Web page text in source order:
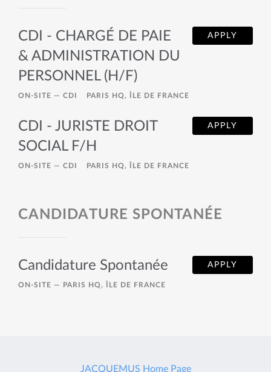
APPLY
CDI - CHARGÉ DE PAIE
& ADMINISTRATION DU
PERSONNEL (H/F)
ON-SITE — CDI PARIS HQ, ÎLE DE FRANCE
APPLY
CDI - JURISTE DROIT
SOCIAL F/H
ON-SITE — CDI PARIS HQ, ÎLE DE FRANCE
CANDIDATURE SPONTANÉE
APPLY
Candidature Spontanée
ON-SITE — PARIS HQ, ÎLE DE FRANCE
JACQUEMUS Home Page